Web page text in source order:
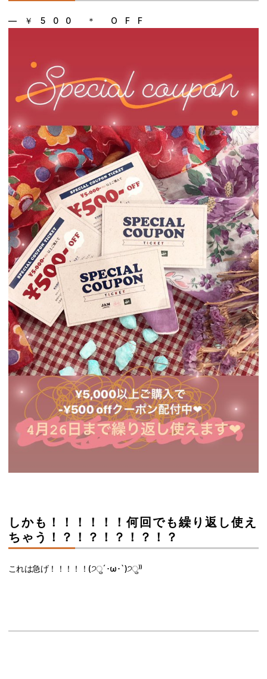
― ￥ 5 0 0 ＊ O F F
しかも！！！！！！何回でも繰り返し使え
ちゃう！？！？！？！？！？
これは急げ！！！！！(੭ु´･ω･`)੭ु⁾⁾